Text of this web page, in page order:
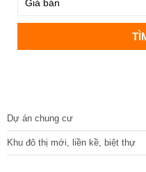
Dự án chung cư
Khu đô thị mới, liền kề, biệt thự